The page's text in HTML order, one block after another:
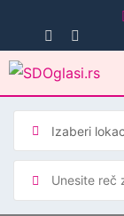
sadržaj